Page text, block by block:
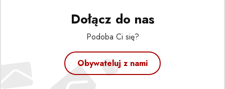
Dołącz do nas
Podoba Ci się?
Obywateluj z nami